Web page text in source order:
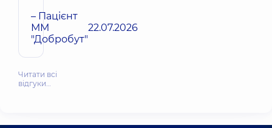
– Пацієнт
ММ
"Добробут"
22.07.2026
Читати всі
відгуки…